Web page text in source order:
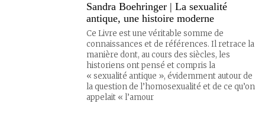
Sandra Boehringer | La sexualité
antique, une histoire moderne
Ce Livre est une véritable somme de
connaissances et de références. Il retrace la
manière dont, au cours des siècles, les
historiens ont pensé et compris la
« sexualité antique », évidemment autour de
la question de l’homosexualité et de ce qu’on
appelait « l’amour